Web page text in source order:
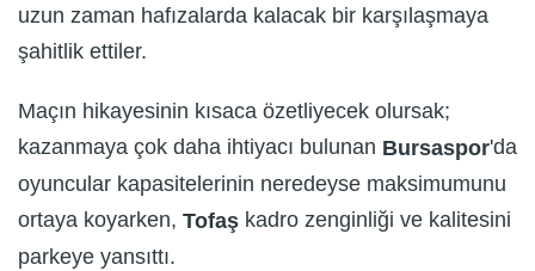
uzun zaman hafızalarda kalacak bir karşılaşmaya
şahitlik ettiler.
Maçın hikayesinin kısaca özetliyecek olursak;
kazanmaya çok daha ihtiyacı bulunan Bursaspor'da
oyuncular kapasitelerinin neredeyse maksimumunu
ortaya koyarken, Tofaş kadro zenginliği ve kalitesini
parkeye yansıttı.